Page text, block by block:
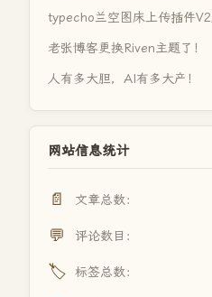
typecho兰空图床上传插件
老张博客更换Riven主题了！
人有多大胆，AI有多大产！
网站信息统计
📄 文章总数：
💬 评论数目：
🏷️ 标签总数：